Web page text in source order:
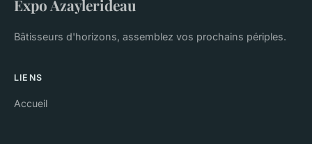
Expo Azaylerideau
Bâtisseurs d'horizons, assemblez vos prochains périples.
LIENS
Accueil